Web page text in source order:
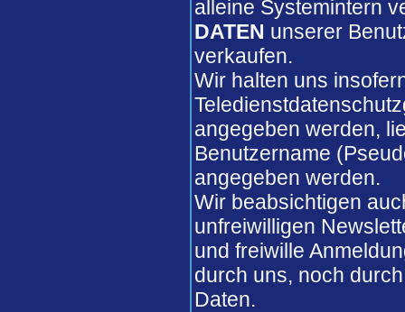
alleine Systemintern
DATEN unserer
verkaufen.
Wir halten uns
angegeben werden,
Benutzername
angegeben werden.
Wir beabsichtigen
unfreiwilligen
und freiwille
durch uns, noch
Daten.